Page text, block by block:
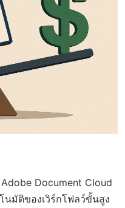
Document Cloud
นมัติของเวิร์กโฟลว์ขั้นสูง